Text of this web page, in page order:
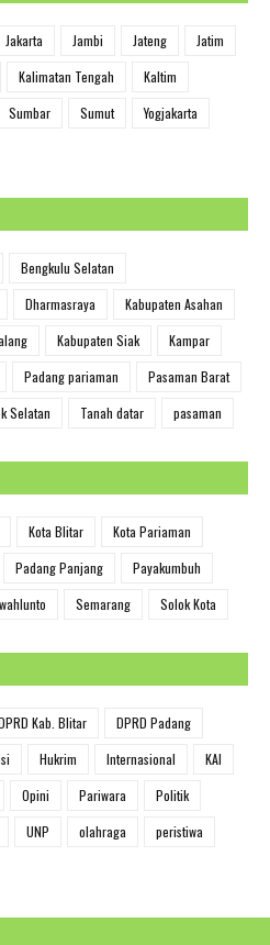
Jakarta Jambi Jateng
Jatim
Kalimatan Tengah
Kaltim
Sumbar Sumut
Yogjakarta
Bengkulu Selatan
Dharmasraya
Kabupaten Asahan
Kabupaten Siak
Kampar
Padang pariaman
Pasaman Barat
Selatan Tanah datar pasaman
Kota Blitar
Kota Pariaman
Padang Panjang
Payakumbuh
Semarang Solok Kota
Kab. Blitar
DPRD Padang
Hukrim Internasional
KAI
Opini Pariwara
Politik
UNP olahraga
peristiwa